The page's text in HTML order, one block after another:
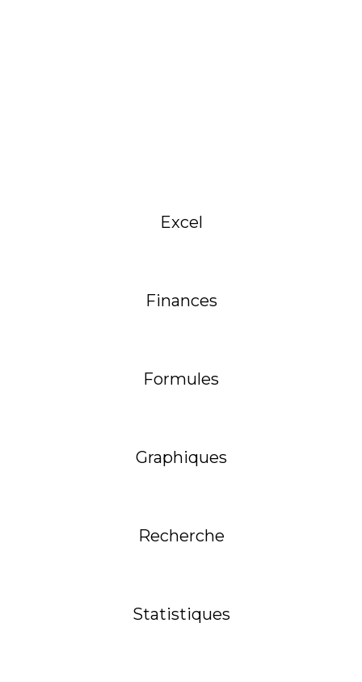
Excel
Finances
Formules
Graphiques
Recherche
Statistiques